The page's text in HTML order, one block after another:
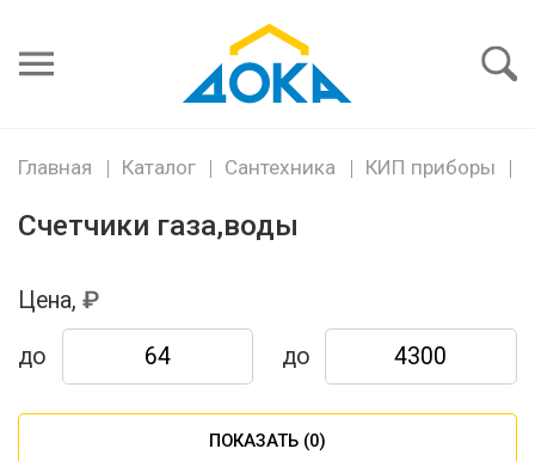
пароль
Главная Каталог Сантехника КИП приборы
Счетчики газа,воды
Цена,
до до
ПОКАЗАТЬ (0)